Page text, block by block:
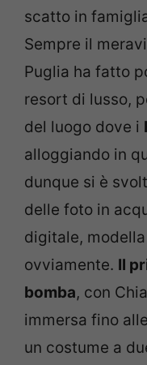
scatto in
Sempre il
Puglia ha fatto
resort di lusso,
del luogo dove i
alloggiando in
dunque si è
delle foto in
digitale,
ovviamente. Il
bomba, con
immersa fino
un costume a